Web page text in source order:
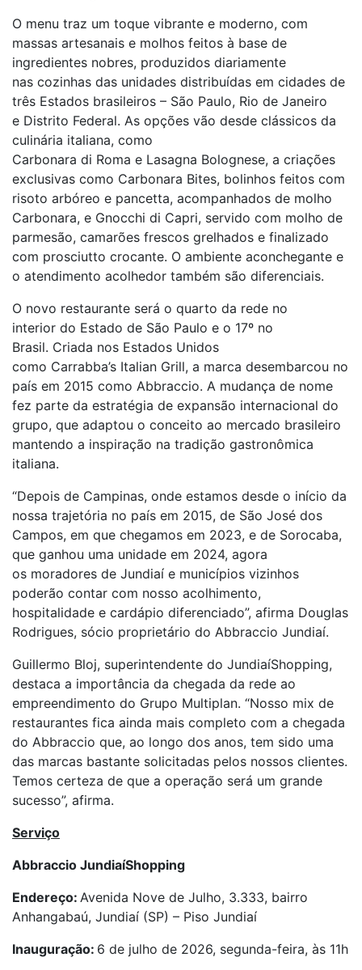
O menu traz um toque vibrante e moderno, com
massas artesanais e molhos feitos à base de
ingredientes nobres, produzidos diariamente
nas cozinhas das unidades distribuídas em cidades de
três Estados brasileiros – São Paulo, Rio de Janeiro
e Distrito Federal. As opções vão desde clássicos da
culinária italiana, como
Carbonara di Roma e Lasagna Bolognese, a criações
exclusivas como Carbonara Bites, bolinhos feitos com
risoto arbóreo e pancetta, acompanhados de molho
Carbonara, e Gnocchi di Capri, servido com molho de
parmesão, camarões frescos grelhados e finalizado
com prosciutto crocante. O ambiente aconchegante e
o atendimento acolhedor também são diferenciais.
O novo restaurante será o quarto da rede no
interior do Estado de São Paulo e o 17º no
Brasil. Criada nos Estados Unidos
como Carrabba’s Italian Grill, a marca desembarcou no
país em 2015 como Abbraccio. A mudança de nome
fez parte da estratégia de expansão internacional do
grupo, que adaptou o conceito ao mercado brasileiro
mantendo a inspiração na tradição gastronômica
italiana.
“Depois de Campinas, onde estamos desde o início da
nossa trajetória no país em 2015, de São José dos
Campos, em que chegamos em 2023, e de Sorocaba,
que ganhou uma unidade em 2024, agora
os moradores de Jundiaí e municípios vizinhos
poderão contar com nosso acolhimento,
hospitalidade e cardápio diferenciado”, afirma Douglas
Rodrigues, sócio proprietário do Abbraccio Jundiaí.
Guillermo Bloj, superintendente do JundiaíShopping,
destaca a importância da chegada da rede ao
empreendimento do Grupo Multiplan. “Nosso mix de
restaurantes fica ainda mais completo com a chegada
do Abbraccio que, ao longo dos anos, tem sido uma
das marcas bastante solicitadas pelos nossos clientes.
Temos certeza de que a operação será um grande
sucesso”, afirma.
Serviço
Abbraccio JundiaíShopping
Endereço: Avenida Nove de Julho, 3.333, bairro
Anhangabaú, Jundiaí (SP) – Piso Jundiaí
Inauguração: 6 de julho de 2026, segunda-feira, às 11h